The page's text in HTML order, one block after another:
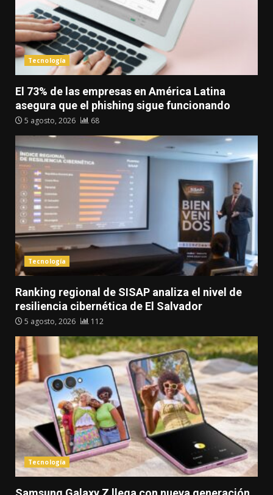
Tecnología
El 73% de las empresas en América Latina
asegura que el phishing sigue funcionando
5 agosto, 2026 68
Tecnología
Ranking regional de SISAP analiza el nivel de
resiliencia cibernética de El Salvador
5 agosto, 2026 112
Tecnología